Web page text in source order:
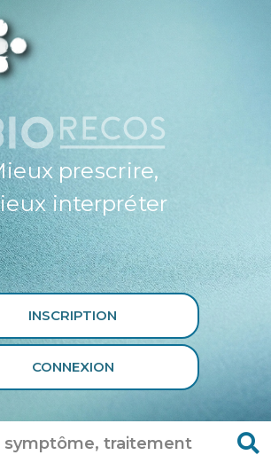
prescrire,
interpréter
INSCRIPTION
CONNEXION